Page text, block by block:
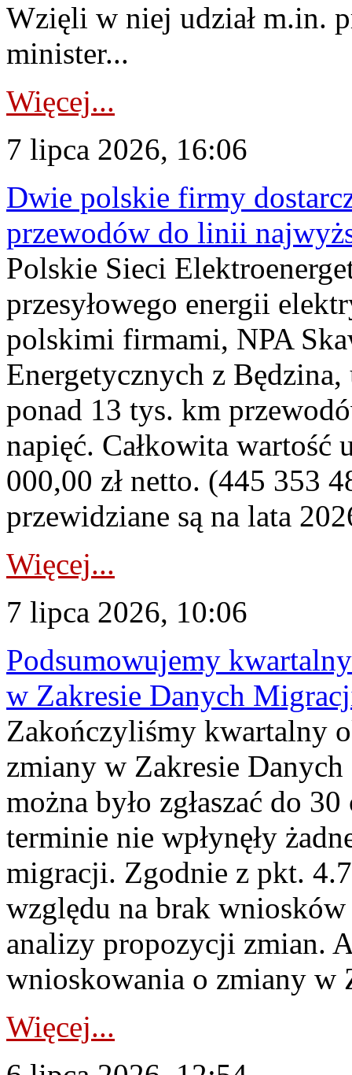
Wzięli w niej udział m.in.
minister...
Więcej...
7 lipca 2026, 16:06
Dwie polskie firmy
przewodów do linii
Polskie Sieci
przesyłowego energii
polskimi firmami, NPA
Energetycznych z
ponad 13 tys. km
napięć. Całkowita
000,00 zł netto. (445 353
przewidziane są na lata
Więcej...
7 lipca 2026, 10:06
Podsumowujemy
w Zakresie Danych
Zakończyliśmy kwartalny
zmiany w Zakresie
można było zgłaszać do
terminie nie wpłynęły
migracji. Zgodnie z pkt.
względu na brak
analizy propozycji zmian.
wnioskowania o zmiany w
Więcej...